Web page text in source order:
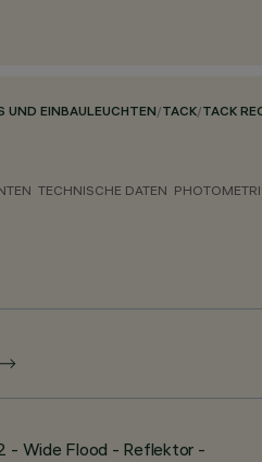
UND EINBAULEUCHTEN/TACK/TACK
TECHNISCHE DATEN
- Wide Flood - Reflektor -